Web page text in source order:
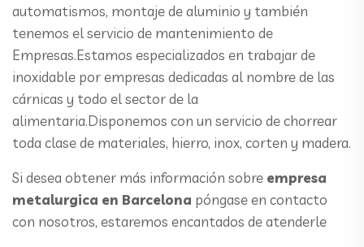
automatismos, montaje de aluminio y también
tenemos el servicio de mantenimiento de
Empresas.Estamos especializados en trabajar de
inoxidable por empresas dedicadas al nombre de las
cárnicas y todo el sector de la
alimentaria.Disponemos con un servicio de chorrear
toda clase de materiales, hierro, inox, corten y madera.
Si desea obtener más información sobre empresa
metalurgica en Barcelona póngase en contacto
con nosotros, estaremos encantados de atenderle